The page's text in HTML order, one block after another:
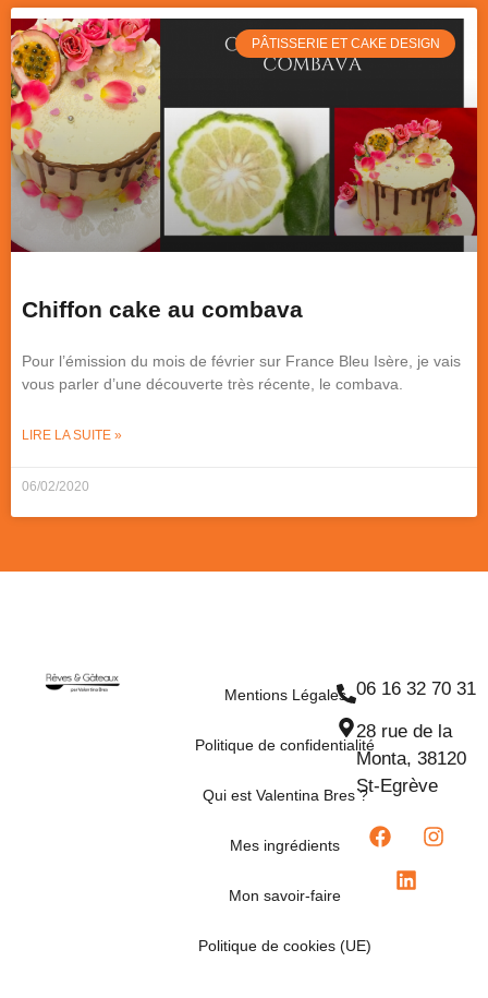
PÂTISSERIE ET CAKE DESIGN
Chiffon cake au combava
Pour l’émission du mois de février sur France Bleu Isère, je vais
vous parler d’une découverte très récente, le combava.
LIRE LA SUITE »
06/02/2020
Mentions Légales
Politique de confidentialité
Qui est Valentina Bres ?
Mes ingrédients
Mon savoir-faire
Politique de cookies (UE)
06 16 32 70 31
28 rue de la
Monta, 38120
St-Egrève